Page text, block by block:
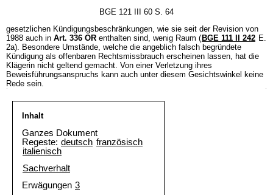
BGE 121 III 60 S. 64
gesetzlichen Kündigungsbeschränkungen, wie sie seit der Revision von
1988 auch in Art. 336 OR enthalten sind, wenig Raum ( BGE 111 II 242 E.
2a). Besondere Umstände, welche die angeblich falsch begründete
Kündigung als offenbaren Rechtsmissbrauch erscheinen lassen, hat die
Klägerin nicht geltend gemacht. Von einer Verletzung ihres
Beweisführungsanspruchs kann auch unter diesem Gesichtswinkel keine
Rede sein.
Inhalt
Ganzes Dokument
Regeste: deutsch französisch
italienisch
Sachverhalt
Erwägungen 3